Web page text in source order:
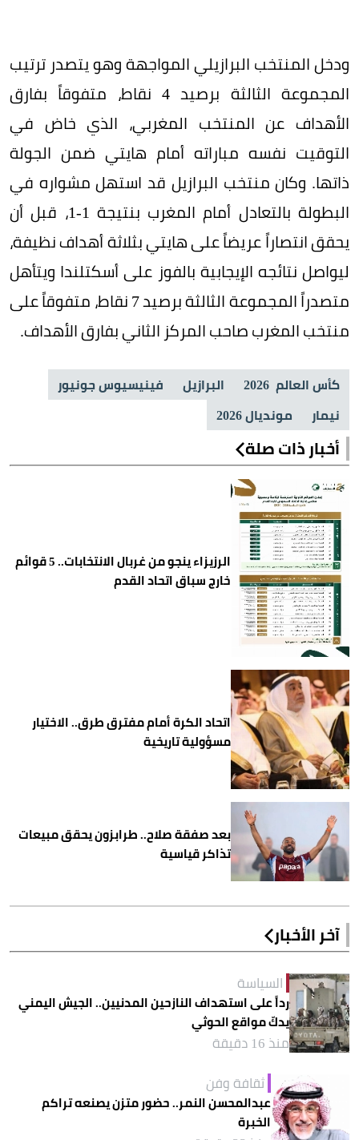
ودخل المنتخب البرازيلي المواجهة وهو يتصدر ترتيب
المجموعة الثالثة برصيد 4 نقاط، متفوقاً بفارق
الأهداف عن المنتخب المغربي، الذي خاض في
التوقيت نفسه مباراته أمام هايتي ضمن الجولة
ذاتها. وكان منتخب البرازيل قد استهل مشواره في
البطولة بالتعادل أمام المغرب بنتيجة 1-1، قبل أن
يحقق انتصاراً عريضاً على هايتي بثلاثة أهداف نظيفة،
ليواصل نتائجه الإيجابية بالفوز على أسكتلندا ويتأهل
متصدراً المجموعة الثالثة برصيد 7 نقاط، متفوقاً على
منتخب المغرب صاحب المركز الثاني بفارق الأهداف.
كأس العالم 2026 البرازيل
فينيسيوس جونيور
نيمار
مونديال 2026
أخبار ذات صلة
الرزيزاء ينجو من غربال الانتخابات.. 5 قوائم
خارج سباق اتحاد القدم
اتحاد الكرة أمام مفترق طرق.. الاختيار
مسؤولية تاريخية
بعد صفقة صلاح.. طرابزون يحقق مبيعات
تذاكر قياسية
آخر الأخبار
السياسة
رداً على استهداف النازحين المدنيين.. الجيش اليمني
يدكّ مواقع الحوثي
منذ 16 دقيقة
ثقافة وفن
عبدالمحسن النمر.. حضور متزن يصنعه تراكم
الخبرة